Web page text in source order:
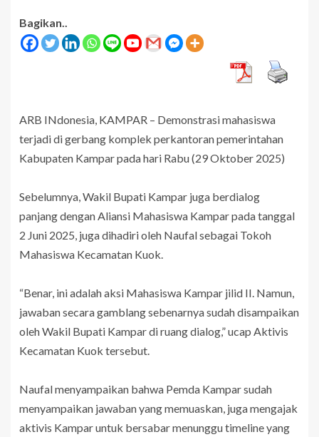
Bagikan..
ARB INdonesia, KAMPAR – Demonstrasi mahasiswa
terjadi di gerbang komplek perkantoran pemerintahan
Kabupaten Kampar pada hari Rabu (29 Oktober 2025)
Sebelumnya, Wakil Bupati Kampar juga berdialog
panjang dengan Aliansi Mahasiswa Kampar pada tanggal
2 Juni 2025, juga dihadiri oleh Naufal sebagai Tokoh
Mahasiswa Kecamatan Kuok.
“Benar, ini adalah aksi Mahasiswa Kampar jilid II. Namun,
jawaban secara gamblang sebenarnya sudah disampaikan
oleh Wakil Bupati Kampar di ruang dialog,” ucap Aktivis
Kecamatan Kuok tersebut.
Naufal menyampaikan bahwa Pemda Kampar sudah
menyampaikan jawaban yang memuaskan, juga mengajak
aktivis Kampar untuk bersabar menunggu timeline yang